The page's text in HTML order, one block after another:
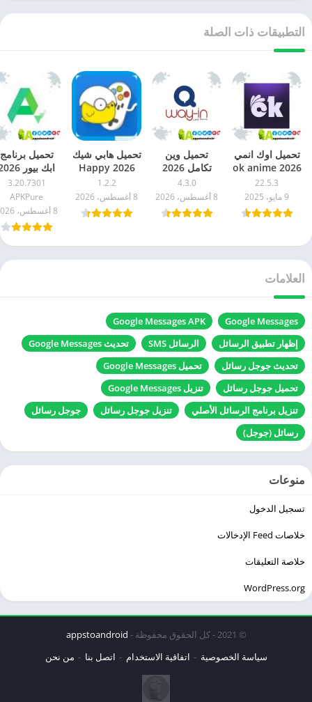
التطبيقات ذات الصلة
تحميل اوك انمي
2026 ok anime
للاندرويد اخر
اصدار مجاناً
22.5.3
9 مايو، 2025
تحميل وين
تكامل 2026
اصدار للاندرويد
مجاناً
4.3.0
8 أغسطس، 2026
تحميل هابي شيك
2026 Happy
Chick للاندرويد
اخر اصدار مجاناً
1.2.2
8 أغسطس، 2026
تحميل برنامج
ابك بيور
APKPure
للاندرويد اخر
اصدار مجاناً
3.20.7301
APKPure
8 أغسطس، 2026
العلامات
Google Messages
Google Messages APK
إظهار تطبيق الرسائل
الرسائل SMS
تحديث Google Messages
تحديث جوجل رسائل
تحميل Google Messages
تحميل جوجل رسائل
تنزيل Google Messages
تنزيل برنامج الرسائل الأصلي
تنزيل جوجل رسائل
جوجل رسائل
رسائل (جوجل)
منوعات
تسجيل الدخول
خلاصات Feed الإدخالات
خلاصة التعليقات
WordPress.org
© 2021 - كل الحقوق محفوظة -
appstoandroid
سياسة الخصوصية
اتفاقية الاستخدام اتصل بنا من نحن